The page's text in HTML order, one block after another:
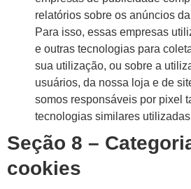
relatórios sobre os anúncios
Para isso, essas empresas
e outras tecnologias para
sua utilização, ou sobre a
usuários, da nossa loja e de
somos responsáveis por pixel
tecnologias similares
Seção 8 –
cookies